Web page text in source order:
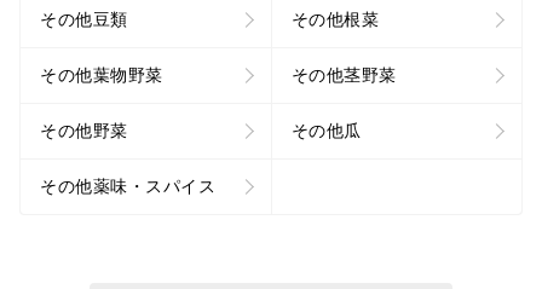
その他豆類 その他根菜
その他葉物野菜 その他茎野菜
その他野菜 その他瓜
その他薬味・スパイス